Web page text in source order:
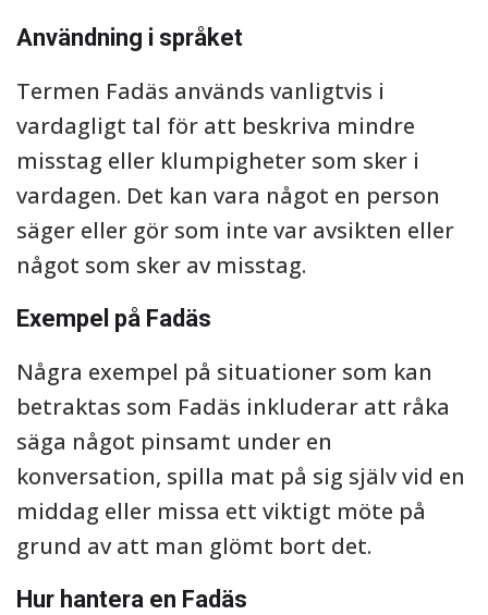
Användning i språket
Termen Fadäs används vanligtvis i
vardagligt tal för att beskriva mindre
misstag eller klumpigheter som sker i
vardagen. Det kan vara något en person
säger eller gör som inte var avsikten eller
något som sker av misstag.
Exempel på Fadäs
Några exempel på situationer som kan
betraktas som Fadäs inkluderar att råka
säga något pinsamt under en
konversation, spilla mat på sig själv vid en
middag eller missa ett viktigt möte på
grund av att man glömt bort det.
Hur hantera en Fadäs